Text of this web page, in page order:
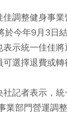
調整健身事業
於今年9月3日
表示統一佳佳
選擇退費或轉
記者表示，
業部門營運調